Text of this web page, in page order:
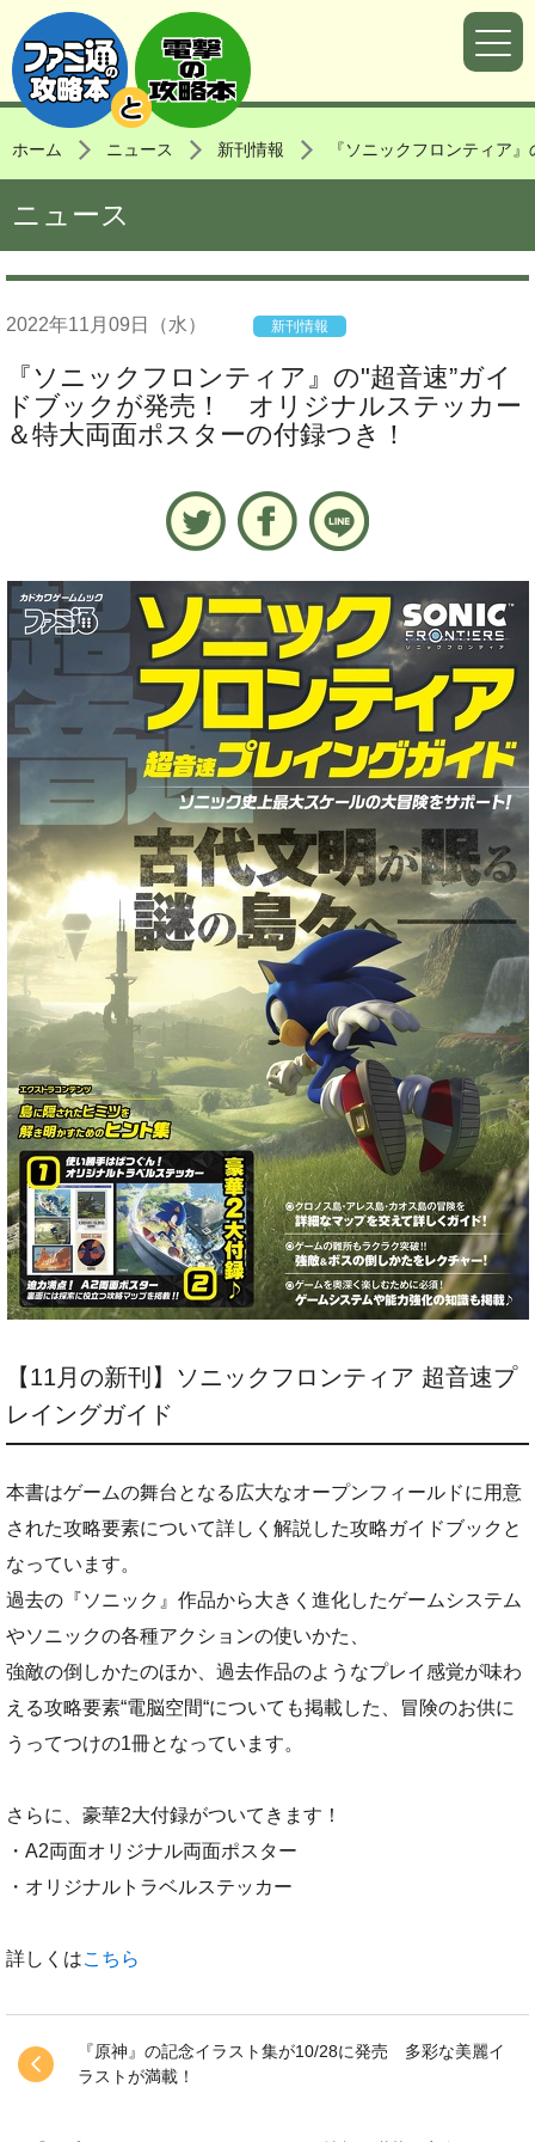
ホーム ニュース 新刊情報 『ソニックフロンティア
ニュース
2022年11月09日 （水） 新刊情報
『ソニックフロンティア』の"超音速”ガイ
ドブックが発売！ オリジナルステッカー
＆特大両面ポスターの付録つき！
【11月の新刊】ソニックフロンティア 超音速プ
レイングガイド
本書はゲームの舞台となる広大なオープンフィールドに用意
された攻略要素について詳しく解説した攻略ガイドブックと
なっています。
過去の『ソニック』作品から大きく進化したゲームシステム
やソニックの各種アクションの使いかた、
強敵の倒しかたのほか、過去作品のようなプレイ感覚が味わ
える攻略要素“電脳空間“についても掲載した、冒険のお供に
うってつけの1冊となっています。
さらに、豪華2大付録がついてきます！
・A2両面オリジナル両面ポスター
・オリジナルトラベルステッカー
詳しくはこちら
『原神』の記念イラスト集が10/28に発売 多彩な美麗イ
ラストが満載！